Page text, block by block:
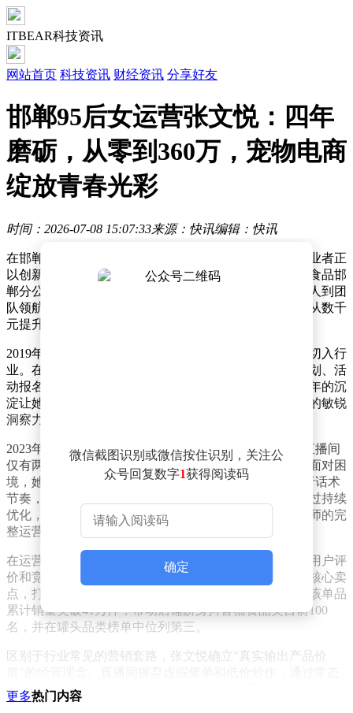
ITBEAR科技资讯
网站首页 科技资讯 财经资讯 分享好友
邯郸95后女运营张文悦：四年
磨砺，从零到360万，宠物电商
绽放青春光彩
时间：2026-07-08 15:07:33来源：快讯编辑：快讯
在邯郸经开区电商产业蓬勃发展的浪潮中，一批年轻创业者正
以创新思维和实干精神开拓新领域。北京可亚鑫德宠物食品邯
郸分公司电商部主管张文悦，用四年时间完成从运营新人到团
队领航者的蜕变，带领团队将宠物食品直播间月销售额从数千
元提升至360万元，成为区域电商转型的典型范例。
2019年，刚走出校园的张文悦选择从电商运营助理岗位切入行
业。在传统货架电商领域，她通过主图优化、详情页策划、活
动报名等基础工作，逐步掌握电商平台运营规则。近三年的沉
淀让她不仅练就了数据分析能力，更培养出对市场需求的敏锐
洞察力，为后续转型直播电商奠定了坚实基础。
2023年8月，张文悦带领团队开启直播电商探索。初期直播间
仅有两名新人主播和简单设备，首月销售额不足万元。面对困
境，她建立"复盘-优化-迭代"机制：每场直播后逐帧分析话术
节奏，每周研究平台规则变化，每月调整选品策略。通过持续
优化，团队逐渐形成包含13名主播、4名组长、3名剪辑师的完
整运营体系，实现内容生产到数据分析的全链条覆盖。
在运营策略上，张文悦坚持差异化竞争路线。通过分析用户评
价和竞品数据，团队挖掘出宠物食品适口性、功能性等核心卖
点，打造出客单价稳定在60元以上的果冻罐爆款产品。该单品
累计销量突破41万件，带动店铺跻身抖音猫食品类目前100
名，并在罐头品类榜单中位列第三。
区别于行业常见的营销套路，张文悦确立"真实输出产品价
化内容种草建立用户信任。这种稳健策略使店铺好评率持续提
升，2026年1月创下单月360万元销售纪录，较开播初期增长超
微信截图识别或微信按住识别，关注公
众号回复数字1获得阅读码
确定
更多热门内容